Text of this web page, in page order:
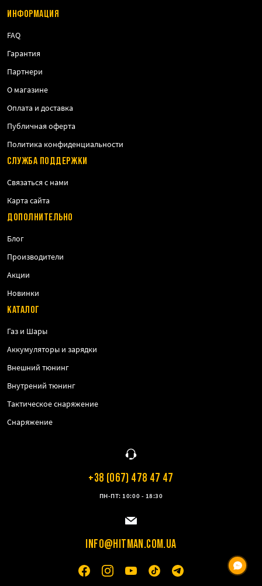
ИНФОРМАЦИЯ
FAQ
Гарантия
Партнери
О магазине
Оплата и доставка
Публичная оферта
Политика конфиденциальности
СЛУЖБА ПОДДЕРЖКИ
Связаться с нами
Карта сайта
ДОПОЛНИТЕЛЬНО
Блог
Производители
Акции
Новинки
КАТАЛОГ
Газ и Шары
Аккумуляторы и зарядки
Внешний тюнинг
Внутрений тюнинг
Тактическое снаряжение
Снаряжение
+38 (067) 478 47 47
ПН-ПТ: 10:00 - 18:30
INFO@HITMAN.COM.UA